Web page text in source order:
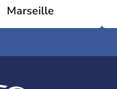
Marseille